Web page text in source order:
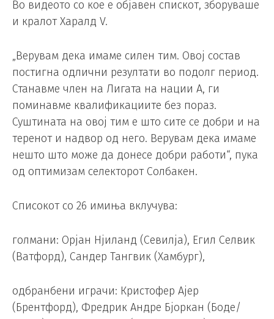
Во видеото со кое е објавен спискот, зборуваше
и кралот Харалд V.
„Верувам дека имаме силен тим. Овој состав
постигна одлични резултати во подолг период.
Станавме член на Лигата на нации А, ги
поминавме квалификациите без пораз.
Суштината на овој тим е што сите се добри и на
теренот и надвор од него. Верувам дека имаме
нешто што може да донесе добри работи“, пука
од оптимизам селекторот Солбакен.
Списокот со 26 имиња вклучува:
голмани: Орјан Нјиланд (Севилја), Егил Селвик
(Ватфорд), Сандер Тангвик (Хамбург),
одбранбени играчи: Кристофер Ајер
(Брентфорд), Фредрик Андре Бјоркан (Боде/